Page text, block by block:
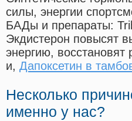
силы, энергии
БАДы и препараты:
Экдистерон повысят
энергию, восстановят
и, Дапоксетин в
Несколько
именно у нас?